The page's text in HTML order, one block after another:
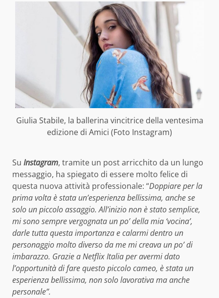
Giulia Stabile, la ballerina vincitrice della ventesima
edizione di Amici (Foto Instagram)
Su Instagram, tramite un post arricchito da un lungo
messaggio, ha spiegato di essere molto felice di
questa nuova attività professionale: “Doppiare per la
prima volta è stata un’esperienza bellissima, anche se
solo un piccolo assaggio. All’inizio non è stato semplice,
mi sono sempre vergognata un po’ della mia ‘vocina’,
darle tutta questa importanza e calarmi dentro un
personaggio molto diverso da me mi creava un po’ di
imbarazzo. Grazie a Netflix Italia per avermi dato
l’opportunità di fare questo piccolo cameo, è stata un
esperienza bellissima, non solo lavorativa ma anche
personale”.